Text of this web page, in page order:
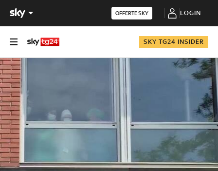
OFFERTE SKY LOGIN
SKY TG24 INSIDER